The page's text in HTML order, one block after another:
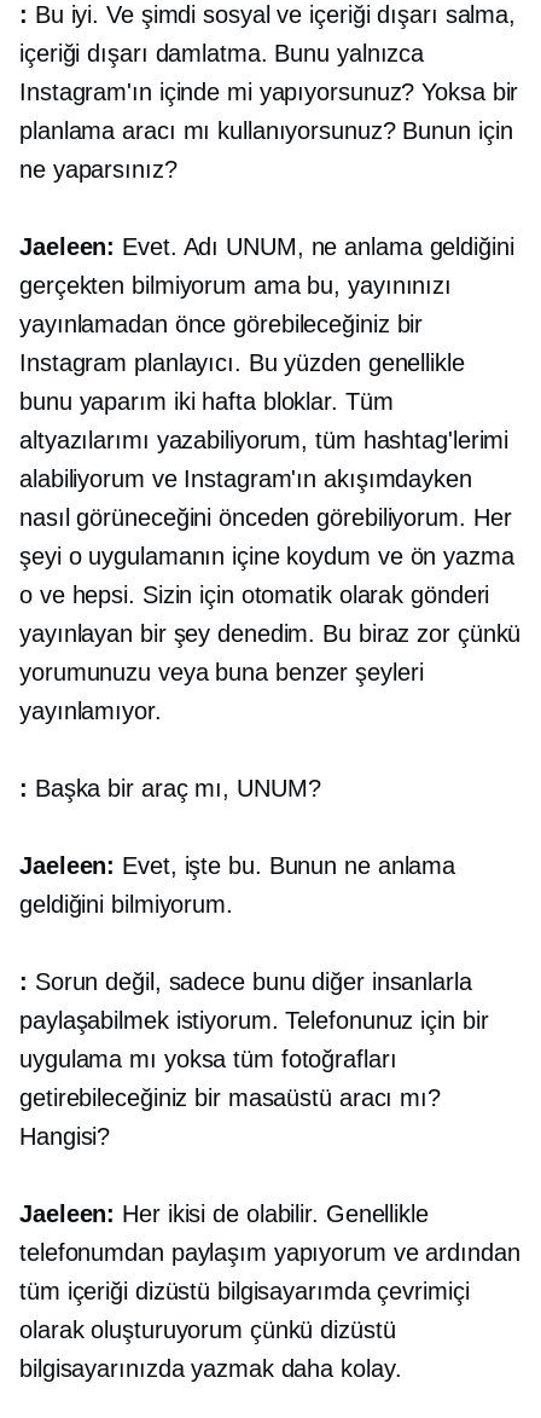
: Bu iyi. Ve şimdi sosyal ve içeriği dışarı salma,
içeriği dışarı damlatma. Bunu yalnızca
Instagram'ın içinde mi yapıyorsunuz? Yoksa bir
planlama aracı mı kullanıyorsunuz? Bunun için
ne yaparsınız?
Jaeleen: Evet. Adı UNUM, ne anlama geldiğini
gerçekten bilmiyorum ama bu, yayınınızı
yayınlamadan önce görebileceğiniz bir
Instagram planlayıcı. Bu yüzden genellikle
bunu yaparım iki haftabloklar. Tüm
altyazılarımı yazabiliyorum, tüm hashtag'lerimi
alabiliyorum ve Instagram'ın akışımdayken
nasıl görüneceğini önceden görebiliyorum. Her
şeyi o uygulamanın içine koydum ve ön yazma
o ve hepsi. Sizin için otomatik olarak gönderi
yayınlayan bir şey denedim. Bu biraz zor çünkü
yorumunuzu veya buna benzer şeyleri
yayınlamıyor.
: Başka bir araç mı, UNUM?
Jaeleen: Evet, işte bu. Bunun ne anlama
geldiğini bilmiyorum.
: Sorun değil, sadece bunu diğer insanlarla
paylaşabilmek istiyorum. Telefonunuz için bir
uygulama mı yoksa tüm fotoğrafları
getirebileceğiniz bir masaüstü aracı mı?
Hangisi?
Jaeleen: Her ikisi de olabilir. Genellikle
telefonumdan paylaşım yapıyorum ve ardından
tüm içeriği dizüstü bilgisayarımda çevrimiçi
olarak oluşturuyorum çünkü dizüstü
bilgisayarınızda yazmak daha kolay.